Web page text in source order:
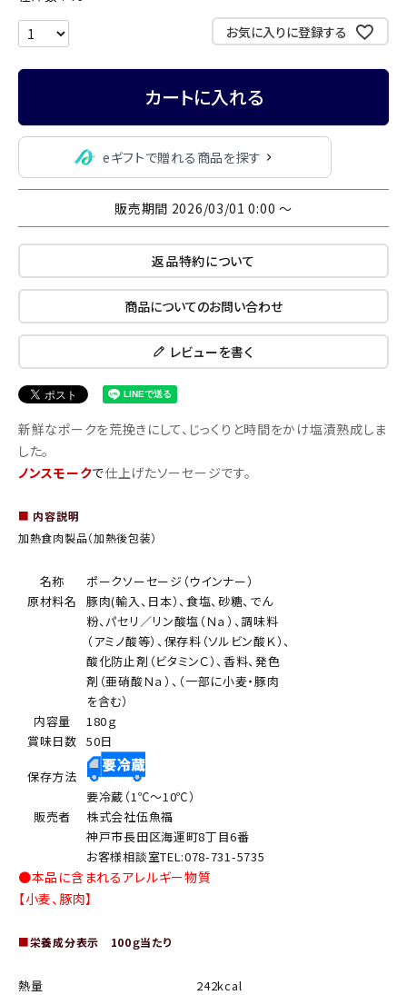
お気に入りに登録する
カートに入れる
eギフトで贈れる商品を探す
販売期間 2026/03/01 0:00 〜
返品特約について
商品についてのお問い合わせ
レビューを書く
新鮮なポークを荒挽きにして、じっくりと時間をかけ塩漬熟成しま
した。
ノンスモークで仕上げたソーセージです。
■ 内容説明
加熱食肉製品（加熱後包装）
名称
ポークソーセージ（ウインナー）
原材料名
豚肉(輸入、日本）、食塩、砂糖、でん
粉、パセリ／リン酸塩（Ｎａ）、調味料
（アミノ酸等）、保存料（ソルビン酸Ｋ）、
酸化防止剤（ビタミンＣ）、香料、発色
剤（亜硝酸Ｎａ）、（一部に小麦・豚肉
を含む）
内容量
180ｇ
賞味日数 50日
保存方法
要冷蔵（1℃～10℃）
販売者
株式会社伍魚福
神戸市長田区海運町8丁目6番
お客様相談室TEL:078-731-5735
●本品に含まれるアレルギー物質
【小麦、豚肉】
■栄養成分表示 100ｇ当たり
熱量
242kcal